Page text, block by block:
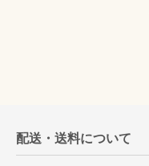
配送・送料について